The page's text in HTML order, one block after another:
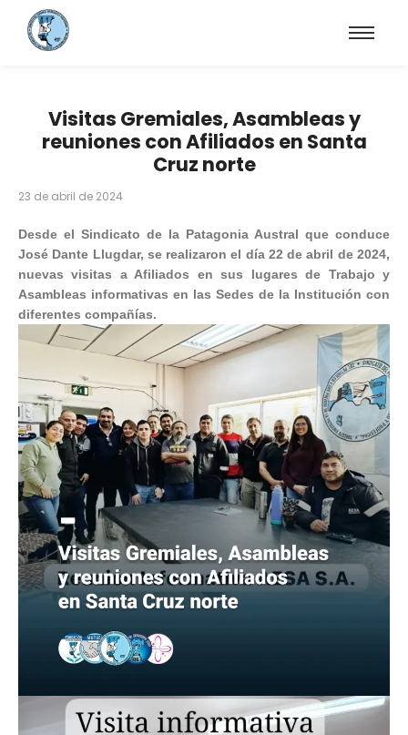
Visitas Gremiales, Asambleas y
reuniones con Afiliados en Santa
Cruz norte
23 de abril de 2024
Desde el Sindicato de la Patagonia Austral que conduce
José Dante Llugdar, se realizaron el día 22 de abril de 2024,
nuevas visitas a Afiliados en sus lugares de Trabajo y
Asambleas informativas en las Sedes de la Institución con
diferentes compañías.